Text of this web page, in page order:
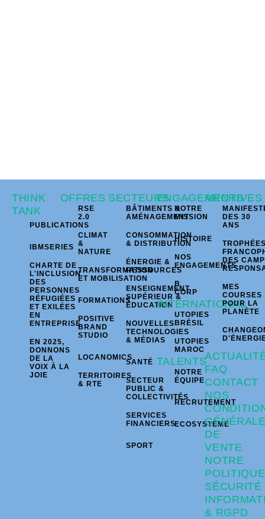
THINK
TANK
PUBLICATIONS
IBMSERIES
CHARTE DE
L'INCLUSION
DES
PERSONNES
RÉFUGIÉES
ET EXILÉES
EN
ENTREPRISE
EN 2025,
DONNONS
DE LA
VOIX À LA
JOIE
OFFRES
RSE
2.0
CLIMAT
&
NATURE
TRANSFORMATION
ET MOBILISATION
FORMATIONS
POSITIVE
BRAND
STUDIO
LOCANOMICS
TERRITOIRES
& RTE
SECTEURS
BÂTIMENTS &
AMÉNAGEMENT
CONSOMMATION
& DISTRIBUTION
ÉNERGIE &
RESSOURCES
ENSEIGNEMENT
SUPÉRIEUR &
ÉDUCATION
NOUVELLES
TECHNOLOGIES
& MÉDIAS
SANTÉ
SECTEUR
PUBLIC &
COLLECTIVITÉS
SERVICES
FINANCIERS
SPORT
ENGAGEMENTS
NOTRE
MISSION
HISTOIRE
NOS
ENGAGEMENTS
B
CORP
INTERNATIONAL
UTOPIES
BRÉSIL
UTOPIES
MAROC
TALENTS
NOTRE
ÉQUIPE
RECRUTEMENT
ECOSYSTÈME
ARCHIVES
DES 30
ANS
DES
MES
COURSES
POUR LA
PLANÈTE
FAQ
CONTACT
NOS
DE
VENTE
NOTRE
POLITIQUE
SÉCURITÉ
& RGPD